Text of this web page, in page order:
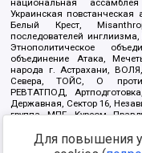
национальная
Украинская
Белый Крест,
последователей
Этнополитическое
объединение Атака,
народа г. Астрахани,
Севера, ТОЙС, О
РЕВТАТПОД,
Державная, Сектор 16,
группа МПГ, Курсом
Благотворительный
Арестантское уголовное
Для повышения